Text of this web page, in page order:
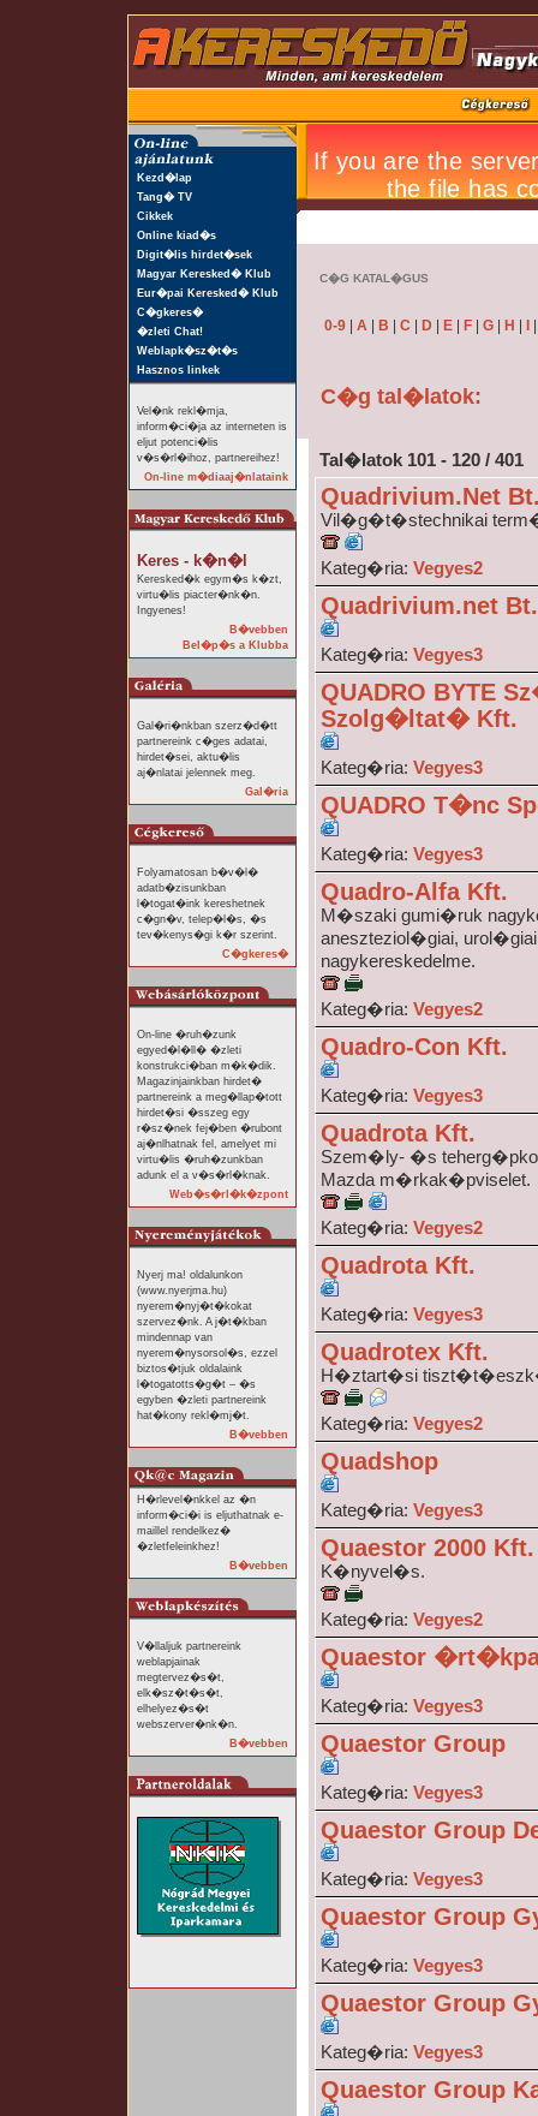
Kezd�lap
Tang� TV
Cikkek
Online kiad�s
Digit�lis hirdet�sek
Magyar Keresked� Klub
Eur�pai Keresked� Klub
C�gkeres�
�zleti Chat!
Weblapk�sz�t�s
Hasznos linkek
Vel�nk rekl�mja,
inform�ci�ja az interneten is
eljut potenci�lis
v�s�rl�ihoz, partnereihez!
On-line m�diaaj�nlataink
Keres - k�n�l
Keresked�k egym�s k�zt,
virtu�lis piacter�nk�n.
Ingyenes!
B�vebben
Bel�p�s a Klubba
Gal�ri�nkban szerz�d�tt
partnereink c�ges adatai,
hirdet�sei, aktu�lis
aj�nlatai jelennek meg.
Gal�ria
Folyamatosan b�v�l�
adatb�zisunkban
l�togat�ink kereshetnek
c�gn�v, telep�l�s, �s
tev�kenys�gi k�r szerint.
C�gkeres�
On-line �ruh�zunk
egyed�l�ll� �zleti
konstrukci�ban m�k�dik.
Magazinjainkban hirdet�
partnereink a meg�llap�tott
hirdet�si �sszeg egy
r�sz�nek fej�ben �rubont
aj�nlhatnak fel, amelyet mi
virtu�lis �ruh�zunkban
adunk el a v�s�rl�knak.
Web�s�rl�k�zpont
Nyerj ma! oldalunkon
(www.nyerjma.hu)
nyerem�nyj�t�kokat
szervez�nk. A j�t�kban
mindennap van
nyerem�nysorsol�s, ezzel
biztos�tjuk oldalaink
l�togatotts�g�t – �s
egyben �zleti partnereink
hat�kony rekl�mj�t.
B�vebben
H�rlevel�nkkel az �n
inform�ci�i is eljuthatnak e-
maillel rendelkez�
�zletfeleinkhez!
B�vebben
V�llaljuk partnereink
weblapjainak
megtervez�s�t,
elk�sz�t�s�t,
elhelyez�s�t
webszerver�nk�n.
B�vebben
C�G KATAL�GUS
0-9 A B C D E F G H
C�g tal�latok:
Tal�latok 101 - 120 / 401
Quadrivium.Net
Vil�g�t�stechnikai
Kateg�ria: Vegyes2
Quadrivium.net Bt.
Kateg�ria: Vegyes3
QUADRO BYTE
Szolg�ltat� Kft.
Kateg�ria: Vegyes3
QUADRO T�nc
Kateg�ria: Vegyes3
Quadro-Alfa Kft.
M�szaki gumi�ruk
aneszteziol�giai,
nagykereskedelme.
Kateg�ria: Vegyes2
Quadro-Con Kft.
Kateg�ria: Vegyes3
Quadrota Kft.
Szem�ly- �s
Mazda m�rkak�pviselet.
Kateg�ria: Vegyes2
Quadrota Kft.
Kateg�ria: Vegyes3
Quadrotex Kft.
H�ztart�si
Kateg�ria: Vegyes2
Quadshop
Kateg�ria: Vegyes3
Quaestor 2000 Kft.
K�nyvel�s.
Kateg�ria: Vegyes2
Quaestor
Kateg�ria: Vegyes3
Quaestor Group
Kateg�ria: Vegyes3
Quaestor Group
Kateg�ria: Vegyes3
Quaestor Group
Kateg�ria: Vegyes3
Quaestor Group
Kateg�ria: Vegyes3
Quaestor Group